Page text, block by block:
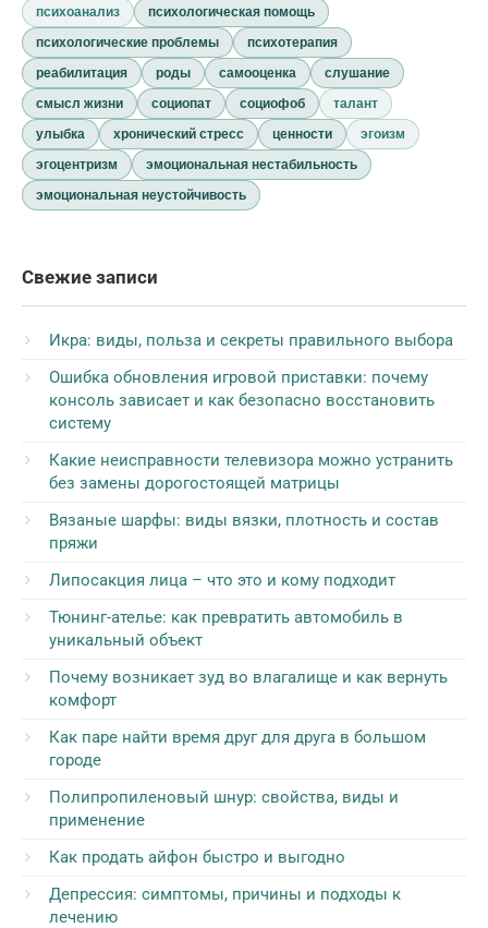
психоанализ
психологическая помощь
психологические проблемы
психотерапия
реабилитация
роды самооценка
слушание
смысл жизни
социопат социофоб
талант
улыбка
хронический стресс ценности
эгоизм
эгоцентризм
эмоциональная нестабильность
эмоциональная неустойчивость
Свежие записи
Икра: виды, польза и секреты правильного выбора
Ошибка обновления игровой приставки: почему
консоль зависает и как безопасно восстановить
систему
Какие неисправности телевизора можно устранить
без замены дорогостоящей матрицы
Вязаные шарфы: виды вязки, плотность и состав
пряжи
Липосакция лица – что это и кому подходит
Тюнинг-ателье: как превратить автомобиль в
уникальный объект
Почему возникает зуд во влагалище и как вернуть
комфорт
Как паре найти время друг для друга в большом
городе
Полипропиленовый шнур: свойства, виды и
применение
Как продать айфон быстро и выгодно
Депрессия: симптомы, причины и подходы к
лечению